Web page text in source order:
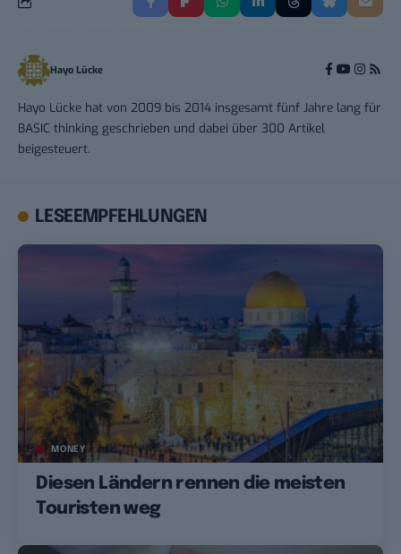
Hayo Lücke
Hayo Lücke hat von 2009 bis 2014 insgesamt fünf Jahre lang für
BASIC thinking geschrieben und dabei über 300 Artikel
beigesteuert.
LESEEMPFEHLUNGEN
MONEY
Diesen Ländern rennen die meisten
Touristen weg